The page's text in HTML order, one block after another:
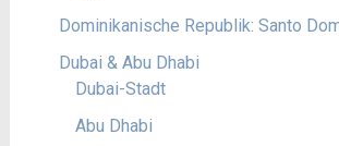
Dominikanische Republik: Santo
Dubai & Abu Dhabi
Dubai-Stadt
Abu Dhabi